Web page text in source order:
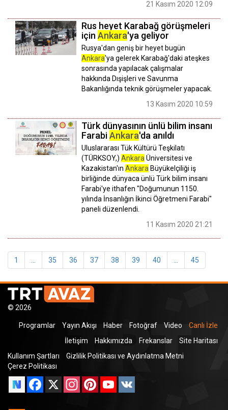
21 Kasım 2020 12:09
Rus heyet Karabağ görüşmeleri
için Ankara'ya geliyor
Rusya'dan geniş bir heyet bugün
Ankara'ya gelerek Karabağ'daki ateşkes
sonrasında yapılacak çalışmalar
hakkında Dışişleri ve Savunma
Bakanlığında teknik görüşmeler yapacak.
13 Kasım 2020 10:59
Türk dünyasının ünlü bilim insanı
FarabiAnkara'da anıldı
Uluslararası Tük Kültürü Teşkilatı
(TÜRKSOY,) Ankara Üniversitesi ve
Kazakistan'ın Ankara Büyükelçiliği iş
birliğinde dünyaca ünlü Türk bilim insanı
Farabi'ye ithafen "Doğumunun 1150.
yılında İnsanlığın İkinci Öğretmeni Farabi"
paneli düzenlendi.
11 Kasım 2020 21:21
1 35 36 37 38 39 40 45
© 2026
Programlar Yayın Akışı Haber Fotoğraf Video
Canlı İzle
İletişim
Hakkımızda Frekanslar
Site Haritası
Kullanım Şartları
Gizlilik Politikası ve Aydınlatma Metni
Çerez Politikası
Facebook
X InstagramPinterestYouTube